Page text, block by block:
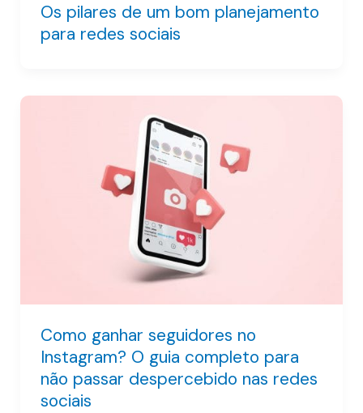
Os pilares de um bom planejamento
para redes sociais
Como ganhar seguidores no
Instagram? O guia completo para
não passar despercebido nas redes
sociais